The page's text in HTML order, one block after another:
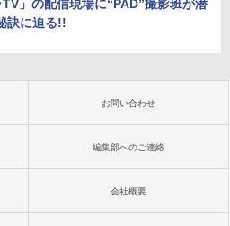
TV」の配信現場に“PAD”撮影班が潜
訣に迫る!!
お問い合わせ
編集部へのご連絡
会社概要